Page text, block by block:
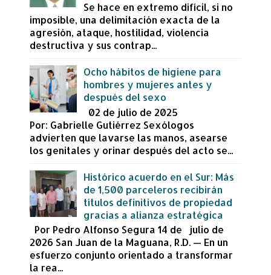
Se hace en extremo difícil, si no
imposible, una delimitación exacta de la
agresión, ataque, hostilidad, violencia
destructiva y sus contrap...
Ocho hábitos de higiene para
hombres y mujeres antes y
después del sexo
02 de julio de 2025
Por: Gabrielle Gutiérrez Sexólogos
advierten que lavarse las manos, asearse
los genitales y orinar después del acto se...
Histórico acuerdo en el Sur: Más
de 1,500 parceleros recibirán
títulos definitivos de propiedad
gracias a alianza estratégica
Por Pedro Alfonso Segura 14 de julio de
2026 San Juan de la Maguana, R.D. — En un
esfuerzo conjunto orientado a transformar
la rea...